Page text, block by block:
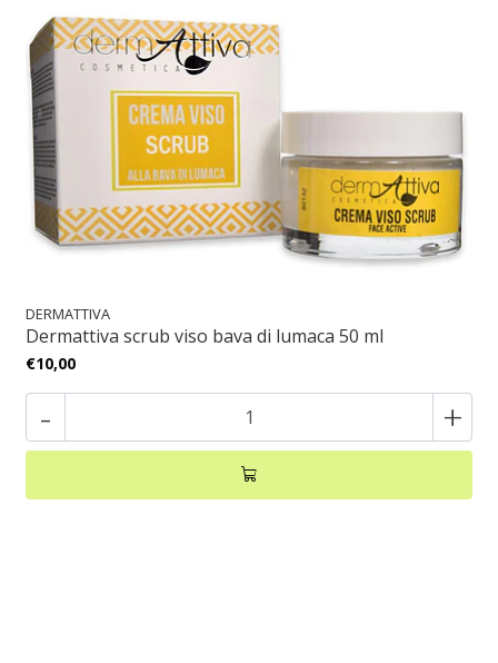
DERMATTIVA
Dermattiva scrub viso bava di lumaca 50 ml
€10,00
- +